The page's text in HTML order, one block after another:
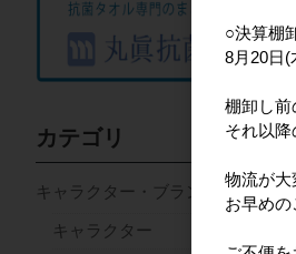
カテゴリ
キャラクター・ブランド
キャラクター
○決算棚
8月20日(
棚卸し前
それ以降
物流が大
お早めの